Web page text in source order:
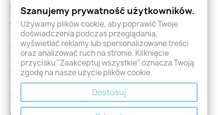
Formularz zwrotu i reklamacji
Twoje konto
Logowanie
Załóż konto - Rejestracja
Moje zamówienia
Promocje
Nowości
Szanujemy prywatność użytkowników.
Używamy plików cookie, aby poprawić Twoje
doświadczenia podczas przeglądania,
wyświetlać reklamy lub spersonalizowane treści
oraz analizować ruch na stronie. Kliknięcie
przycisku "Zaakceptuj wszystkie" oznacza Twoją
zgodę na nasze użycie plików cookie.
Dostosuj